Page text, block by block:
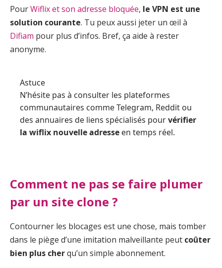
PourWiflix et son adresse bloquée, le VPN est une
solution courante. Tu peux aussi jeter un œil à
Difiam pour plus d’infos. Bref, ça aide à rester
anonyme.
Astuce
N’hésite pas à consulter les plateformes
communautaires comme Telegram, Reddit ou
des annuaires de liens spécialisés pourvérifier
la wiflix nouvelle adresse en temps réel.
Comment ne pas se faire plumer
par un site clone ?
Contourner les blocages est une chose, mais tomber
dans le piège d’une imitation malveillante peut coûter
bien plus cherqu’un simple abonnement.